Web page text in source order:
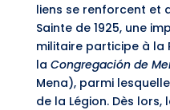
liens se renforcent et
Sainte de 1925, une
militaire participe à la
la Congregación de
Mena), parmi
de la Légion. Dès